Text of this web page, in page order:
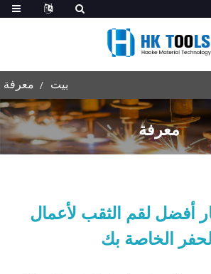
بيت معرفة
معرفة
أفضل لقم الثقب لأعمال
الخاصة بك